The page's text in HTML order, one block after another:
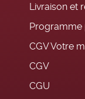
Livraison et
Programme
CGV Votre
CGV
CGU